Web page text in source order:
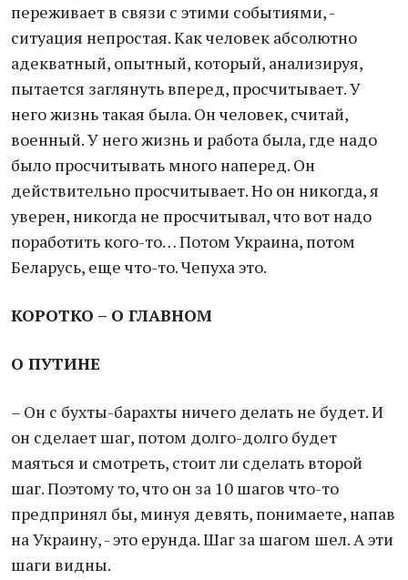
переживает в связи с этими событиями, -
ситуация непростая. Как человек абсолютно
адекватный, опытный, который, анализируя,
пытается заглянуть вперед, просчитывает. У
него жизнь такая была. Он человек, считай,
военный. У него жизнь и работа была, где надо
было просчитывать много наперед. Он
действительно просчитывает. Но он никогда, я
уверен, никогда не просчитывал, что вот надо
поработить кого-то… Потом Украина, потом
Беларусь, еще что-то. Чепуха это.
КОРОТКО – О ГЛАВНОМ
О ПУТИНЕ
– Он с бухты-барахты ничего делать не будет. И
он сделает шаг, потом долго-долго будет
маяться и смотреть, стоит ли сделать второй
шаг. Поэтому то, что он за 10 шагов что-то
предпринял бы, минуя девять, понимаете, напав
на Украину, - это ерунда. Шаг за шагом шел. А эти
шаги видны.